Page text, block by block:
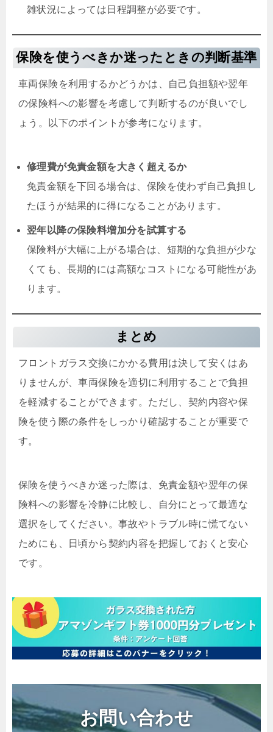
雑状況によっては日程調整が必要です。
保険を使うべきか迷ったときの判断基準
車両保険を利用するかどうかは、自己負担額や翌年
の保険料への影響を考慮して判断するのが良いでし
ょう。以下のポイントが参考になります。
修理費が免責金額を大きく超えるか
免責金額を下回る場合は、保険を使わず自己負担し
たほうが結果的に得になることがあります。
翌年以降の保険料増加分を試算する
保険料が大幅に上がる場合は、短期的な負担が少な
くても、長期的には高額なコストになる可能性があ
ります。
まとめ
フロントガラス交換にかかる費用は決して安くはあ
りませんが、車両保険を適切に利用することで負担
を軽減することができます。ただし、契約内容や保
険を使う際の条件をしっかり確認することが重要で
す。
保険を使うべきか迷った際は、免責金額や翌年の保
険料への影響を冷静に比較し、自分にとって最適な
選択をしてください。事故やトラブル時に慌てない
ためにも、日頃から契約内容を把握しておくと安心
です。
お問い合わせ